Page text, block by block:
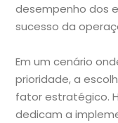
desempenho dos
sucesso da
Em um cenário
prioridade, a
fator estratégico.
dedicam a